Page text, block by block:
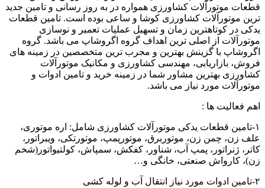
قطعات موتورآلات کشاورزی همواره در به روز رسانی و تامین جدید
ترین موتورآلات کشاورزی کوشا و ساعی بوده است. تامین قطعات
یدکی در کوتاهترین زمان و تسهیل عملیات تعمیر و نوسازی
موتورآلات از اصلی ترین اهداف گروه اگروشاپ می باشد. گروه
اگروشاپ با گزینش بهترین و مجرب ترین متخصصین در زمینه های
فروش، بازاریابی، مهندسی کشاورزی و مکانیک موتورآلات
کشاورزی بهترین مشاور شما در زمینه خرید و تامین ادوات و
موتورآلات مورد نیاز می باشد.
اهم فعالیت ها :
۱-تامین قطعات یدکی موتورآلات کشاورزی شامل: اره موتوری،
علف زن، چمن زن، موتوربرق، موتورپمپ، موتورتکی، ویبراتور،
کاتر، ژنراتور، پمپ آب، شناور، کفکش، سمپاش، کولتیواتور(شخم
زن)، کارواش صنعتی، خانگی و…
۲-تامین ادوات مورد نیاز انتقال آب و لوله کشی